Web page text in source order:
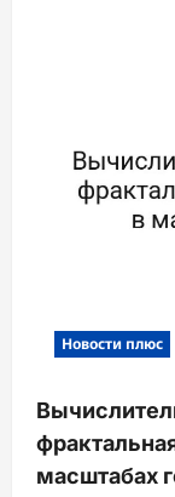
Новости плюс
масштабах